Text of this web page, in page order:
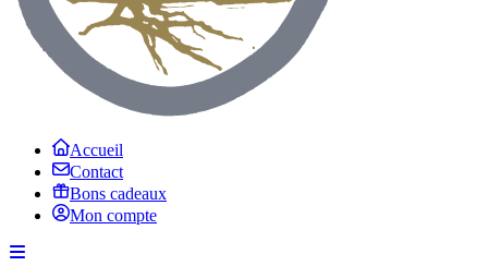
Accueil
Contact
Bons cadeaux
Mon compte